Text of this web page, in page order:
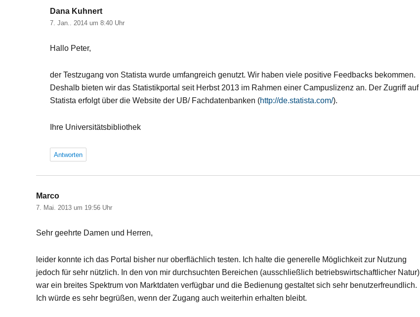
Dana Kuhnert
7. Jan.. 2014 um 8:40 Uhr
Hallo Peter,
der Testzugang von Statista wurde umfangreich genutzt. Wir haben viele positive Feedbacks bekommen.
Deshalb bieten wir das Statistikportal seit Herbst 2013 im Rahmen einer Campuslizenz an. Der Zugriff auf
Statista erfolgt über die Website der UB/ Fachdatenbanken (http://de.statista.com/).
Ihre Universitätsbibliothek
Antworten
Marco
7. Mai. 2013 um 19:56 Uhr
Sehr geehrte Damen und Herren,
leider konnte ich das Portal bisher nur oberflächlich testen. Ich halte die generelle Möglichkeit zur Nutzung
jedoch für sehr nützlich. In den von mir durchsuchten Bereichen (ausschließlich betriebswirtschaftlicher Natur)
war ein breites Spektrum von Marktdaten verfügbar und die Bedienung gestaltet sich sehr benutzerfreundlich.
Ich würde es sehr begrüßen, wenn der Zugang auch weiterhin erhalten bleibt.